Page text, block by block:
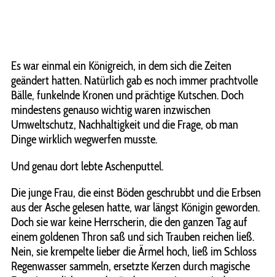
Es war einmal ein Königreich, in dem sich die Zeiten
geändert hatten. Natürlich gab es noch immer prachtvolle
Bälle, funkelnde Kronen und prächtige Kutschen. Doch
mindestens genauso wichtig waren inzwischen
Umweltschutz, Nachhaltigkeit und die Frage, ob man
Dinge wirklich wegwerfen musste.
Und genau dort lebte Aschenputtel.
Die junge Frau, die einst Böden geschrubbt und die Erbsen
aus der Asche gelesen hatte, war längst Königin geworden.
Doch sie war keine Herrscherin, die den ganzen Tag auf
einem goldenen Thron saß und sich Trauben reichen ließ.
Nein, sie krempelte lieber die Ärmel hoch, ließ im Schloss
Regenwasser sammeln, ersetzte Kerzen durch magische